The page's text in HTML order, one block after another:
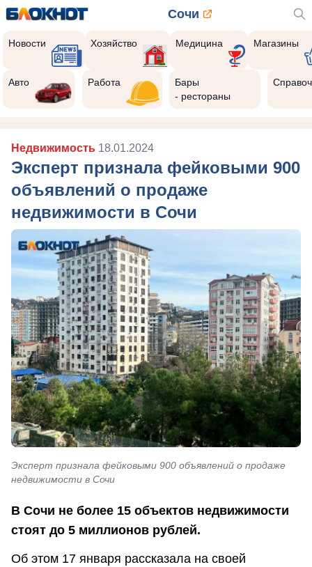
Сочи
Новости Хозяйство Медицина Магазины
Авто Работа
Бары
- рестораны
Недвижимость 18.01.2024
Эксперт признала фейковыми 900
объявлений о продаже
недвижимости в Сочи
Эксперт признала фейковыми 900 объявлений о продаже
недвижимости в Сочи
В Сочи не более 15 объектов недвижимости
стоят до 5 миллионов рублей.
Об этом 17 января рассказала на своей